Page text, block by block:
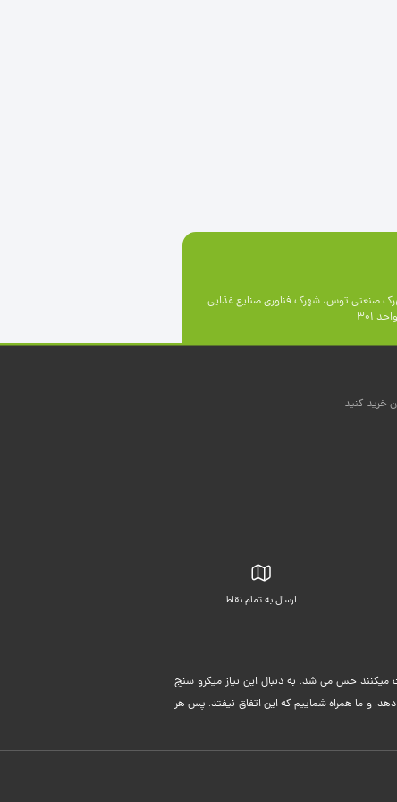
صنعتی توس، شهرک فناوری صنايع غذايی
301
خرید کنید
ارسال به تمام نقاط
میکنند حس می شد. به دنبال این نیاز میکرو سنج
و ما همراه شماییم که این اتفاق نیفتد. پس هر